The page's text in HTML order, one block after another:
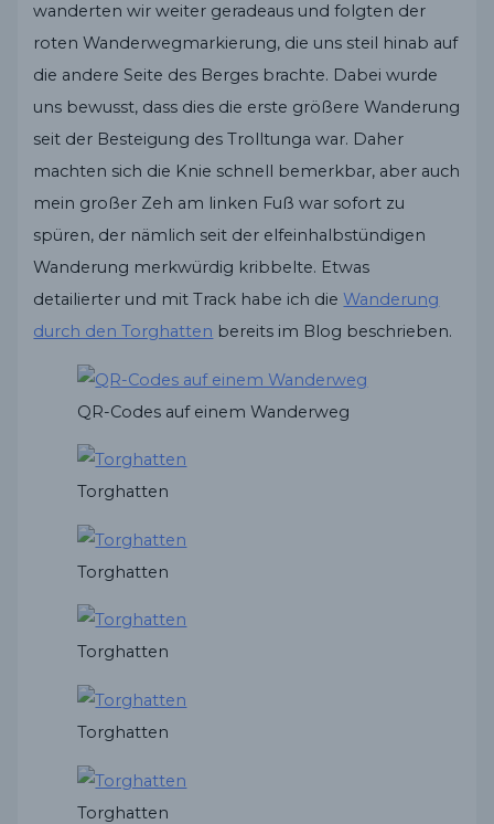
wanderten wir weiter geradeaus und folgten der
roten Wanderwegmarkierung, die uns steil hinab auf
die andere Seite des Berges brachte. Dabei wurde
uns bewusst, dass dies die erste größere Wanderung
seit der Besteigung des Trolltunga war. Daher
machten sich die Knie schnell bemerkbar, aber auch
mein großer Zeh am linken Fuß war sofort zu
spüren, der nämlich seit der elfeinhalbstündigen
Wanderung merkwürdig kribbelte. Etwas
detailierter und mit Track habe ich dieWanderung
durch den Torghatten bereits im Blog beschrieben.
QR-Codes auf einem Wanderweg
Torghatten
Torghatten
Torghatten
Torghatten
Torghatten